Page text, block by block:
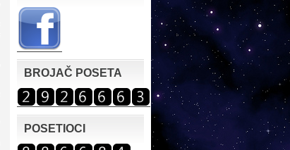
BROJAČ POSETA
POSETIOCI